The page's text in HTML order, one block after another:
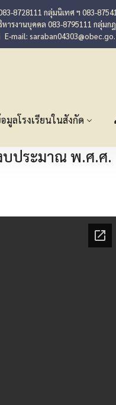
8728111 กลุ่มนิเทศ ฯ 083-
ารงานบุคคล 083-8795111 กลุ่มก
E-mail:
มูลโรงเรียนในสังกัด
บประมาณ พ.ศ.ศ.